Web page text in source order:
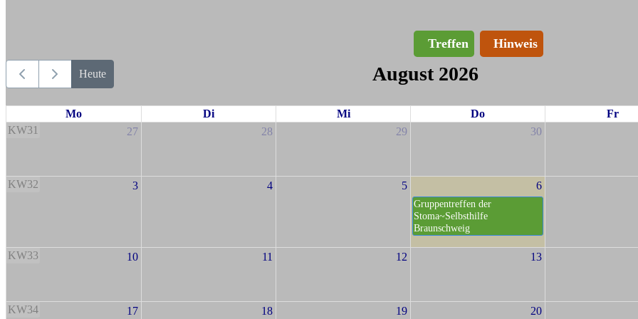
Treffen Hinweis
Heute August 2026
Mo Di Mi Do
Fr
KW31
27 28 29 30
KW32 3 4 5 6
Gruppentreffen der
Stoma~Selbsthilfe
Braunschweig
KW33 10 11 12 13
KW34 17 18 19 20